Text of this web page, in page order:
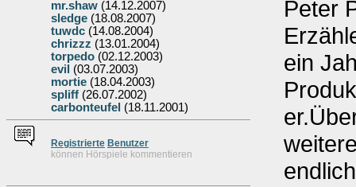
mr.shaw (14.12.2007)
sledge (18.08.2007)
tuwdc (14.08.2004)
chrizzz (13.01.2004)
torpedo (02.12.2003)
evil (03.07.2003)
mortie (18.04.2003)
spliff (26.07.2002)
carbonteufel (18.11.2001)
Registrierte Benutzer
können Hörspiele kommentieren
Peter
ein